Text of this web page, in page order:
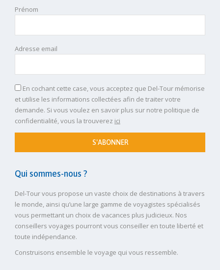
Prénom
Adresse email
En cochant cette case, vous acceptez que Del-Tour mémorise
et utilise les informations collectées afin de traiter votre
demande. Si vous voulez en savoir plus sur notre politique de
confidentialité, vous la trouverez ici
S'ABONNER
Qui sommes-nous ?
Del-Tour vous propose un vaste choix de destinations à travers
le monde, ainsi qu’une large gamme de voyagistes spécialisés
vous permettant un choix de vacances plus judicieux. Nos
conseillers voyages pourront vous conseiller en toute liberté et
toute indépendance.
Construisons ensemble le voyage qui vous ressemble.